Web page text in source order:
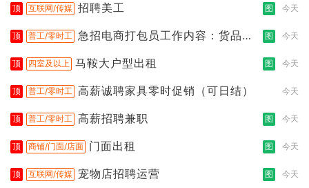
顶 互联网/传媒 招聘美工 图 今天
顶 普工/零时工 急招电商打包员工作内容：货品分
图 今天
顶 四室及以上 马鞍大户型出租 图 今天
顶 普工/零时工 高薪诚聘家具零时促销（可日结） 今天
顶 普工/零时工 高薪招聘兼职 图 今天
顶 商铺/门面/店面 门面出租 图 今天
顶 互联网/传媒 宠物店招聘运营 图 今天